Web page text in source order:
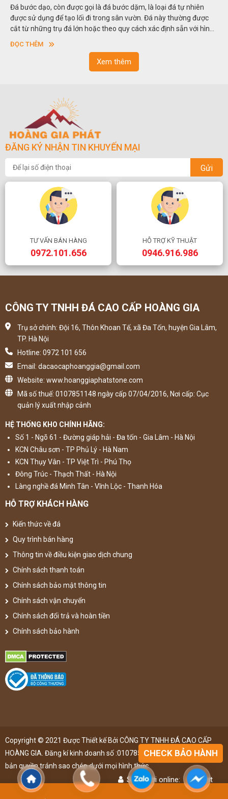
Hòn non bộ được biết đến là một nghệ thuật xây dựng, sắp đặt,
thu nhỏ, đưa mô hình những ngọn núi to lớn ngoài tự nhiên vào
trong các vườn cảnh. Hay nói một cách khác, người ta gọi là “giả
sơn”. Nghệ thuật hòn non bộ nhằm phục vụ cho mục đích thưởng
ngoạn và phong thủy trong cuộc sống.
ĐỌC THÊM
Xem thêm
ĐĂNG KÝ NHẬN TIN KHUYẾN MẠI
Gửi
TƯ VẤN BÁN HÀNG
0972.101.656
HỖ TRỢ KỸ THUẬT
0946.916.986
CÔNG TY TNHH ĐÁ CAO CẤP HOÀNG GIA
Trụ sở chính: Đội 16, Thôn Khoan Tế, xã Đa Tốn, huyện Gia Lâm,
TP. Hà Nội
Hotline: 0972 101 656
Email: dacaocaphoanggia@gmail.com
Website: www.hoanggiaphatstone.com
Mã số thuế: 0107851148 ngày cấp 07/04/2016, Nơi cấp: Cục
quản lý xuất nhập cảnh
HỆ THỐNG KHO CHÍNH HÃNG:
Số 1 - Ngõ 61 - Đường giáp hải - Đa tốn - Gia Lâm - Hà Nội
KCN Châu sơn - TP Phủ Lý - Hà Nam
KCN Thụy Vân - TP Việt Trì - Phú Thọ
Đông Trúc - Thạch Thất - Hà Nội
Làng nghề đá Minh Tân - Vĩnh Lộc - Thanh Hóa
HỖ TRỢ KHÁCH HÀNG
Kiến thức về đá
Quy trình bán hàng
Thông tin về điều kiện giao dịch chung
Chính sách thanh toán
Chính sách bảo mật thông tin
Chính sách vận chuyển
Chính sách đổi trả và hoàn tiền
Chính sách bảo hành
Copyright © 2021 Được Thiết kế Bởi CÔNG TY TNHH ĐÁ CAO CẤP
HOÀNG GIA. Đăng kí kinh doanh số :0107851148 ,đã được đăng kí
bản quyền,tránh sao chép dưới mọi hình thức
Số người online: 48 lượt
Lượt truy cập:
4895849 lượt
CHECK BẢO HÀNH